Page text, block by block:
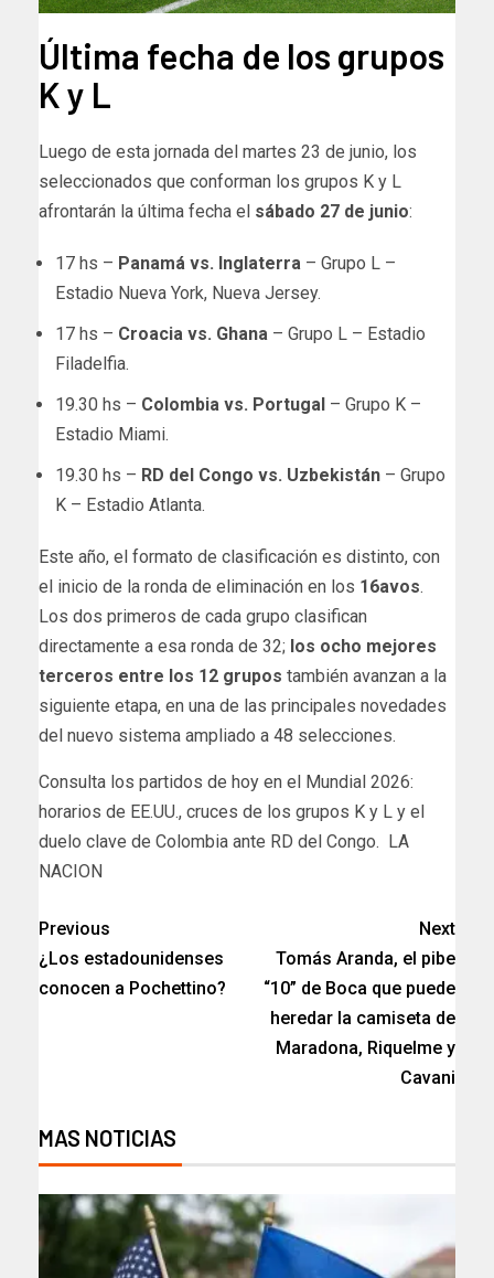
Última fecha de los grupos
K y L
Luego de esta jornada del martes 23 de junio, los
seleccionados que conforman los grupos K y L
afrontarán la última fecha el sábado 27 de junio:
17 hs – Panamá vs. Inglaterra – Grupo L –
Estadio Nueva York, Nueva Jersey.
17 hs – Croacia vs. Ghana – Grupo L – Estadio
Filadelfia.
19.30 hs – Colombia vs. Portugal – Grupo K –
Estadio Miami.
19.30 hs – RD del Congo vs. Uzbekistán – Grupo
K – Estadio Atlanta.
Este año, el formato de clasificación es distinto, con
el inicio de la ronda de eliminación en los 16avos.
Los dos primeros de cada grupo clasifican
directamente a esa ronda de 32; los ocho mejores
terceros entre los 12 grupos también avanzan a la
siguiente etapa, en una de las principales novedades
del nuevo sistema ampliado a 48 selecciones.
​Consulta los partidos de hoy en el Mundial 2026:
horarios de EE.UU., cruces de los grupos K y L y el
duelo clave de Colombia ante RD del Congo. LA
NACION
Previous
¿Los estadounidenses
conocen a Pochettino?
Next
Tomás Aranda, el pibe
“10” de Boca que puede
heredar la camiseta de
Maradona, Riquelme y
Cavani
MAS NOTICIAS